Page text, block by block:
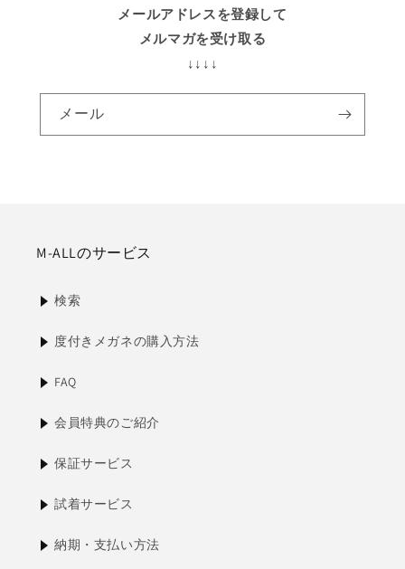
メールアドレスを登録して
メルマガを受け取る
↓↓↓↓
メール
M-ALLのサービス
検索
度付きメガネの購入方法
FAQ
会員特典のご紹介
保証サービス
試着サービス
納期・支払い方法